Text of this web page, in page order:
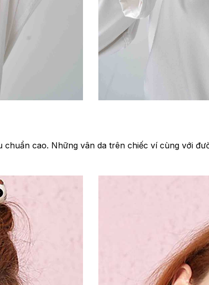
chuẩn cao. Những vân da trên chiếc ví cùng với